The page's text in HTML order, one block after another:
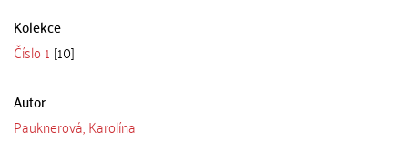
Kolekce
Číslo 1 [10]
Autor
Pauknerová, Karolína